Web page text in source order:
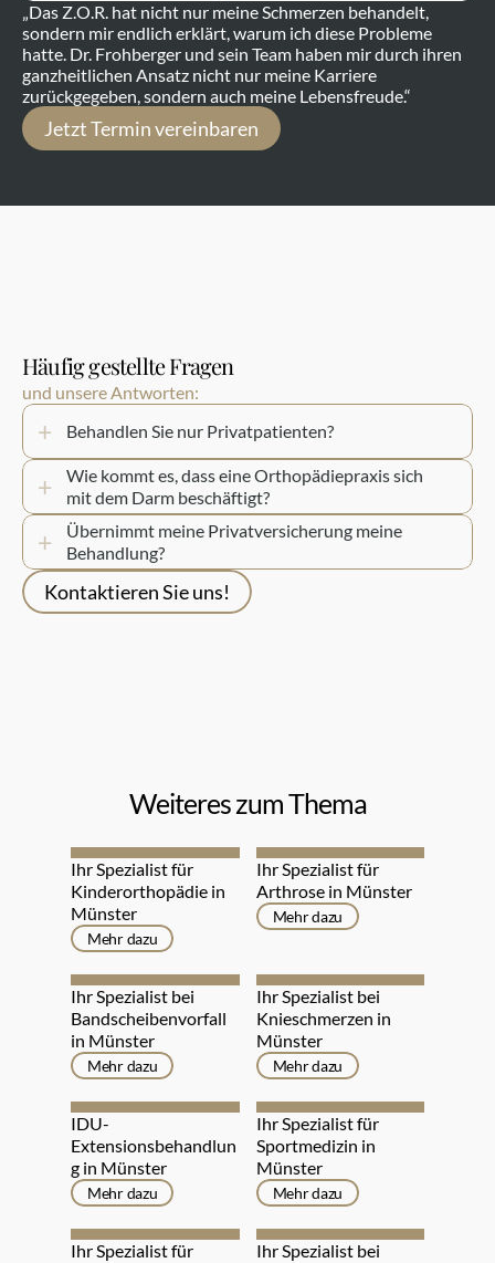
„Das Z.O.R. hat nicht nur meine Schmerzen behandelt,
sondern mir endlich erklärt, warum ich diese Probleme
hatte. Dr. Frohberger und sein Team haben mir durch ihren
ganzheitlichen Ansatz nicht nur meine Karriere
zurückgegeben, sondern auch meine Lebensfreude.“
Jetzt Termin vereinbaren
Häufig gestellte Fragen
und unsere Antworten:
+ Behandlen Sie nur Privatpatienten?
+
Wie kommt es, dass eine Orthopädiepraxis sich
mit dem Darm beschäftigt?
+
Übernimmt meine Privatversicherung meine
Behandlung?
Kontaktieren Sie uns!
Weiteres zum Thema
Ihr Spezialist für
Kinderorthopädie in
Münster
Mehr dazu
Ihr Spezialist für
Arthrose in Münster
Mehr dazu
Ihr Spezialist bei
Bandscheibenvorfall
in Münster
Mehr dazu
Ihr Spezialist bei
Knieschmerzen in
Münster
Mehr dazu
IDU-
Extensionsbehandlun
g in Münster
Mehr dazu
Ihr Spezialist für
Sportmedizin in
Münster
Mehr dazu
Ihr Spezialist für
Ihr Spezialist bei